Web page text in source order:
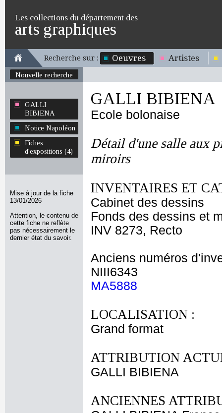
Les collections du département des
arts graphiques
Recherche sur : Oeuvres Artistes
Nouvelle recherche
GALLI
BIBIENA
Notice Napoléon
Fiches
d'expositions (4)
Mise à jour de la fiche
13/01/2026
Attention, le contenu de
cette fiche ne reflète
pas nécessairement le
dernier état du savoir.
GALLI BIBIENA
Ecole bolonaise
Détail d'une salle aux
miroirs
INVENTAIRES ET
Cabinet des dessins
Fonds des dessins et
INV 8273, Recto
Anciens numéros
NIII6343
MA5888
LOCALISATION :
Grand format
ATTRIBUTION
GALLI BIBIENA
ANCIENNES